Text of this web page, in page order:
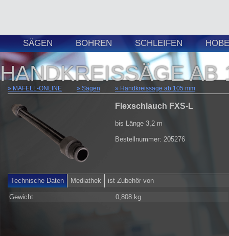
SÄGEN BOHREN SCHLEIFEN
HANDKREISSÄGE AB
MAFELL-ONLINE Sägen Handkreissäge ab 105 mm
Flexschlauch FXS-L
bis Länge 3,2 m
Bestellnummer: 205276
Technische Daten Mediathek ist Zubehör von
Gewicht 0,808 kg